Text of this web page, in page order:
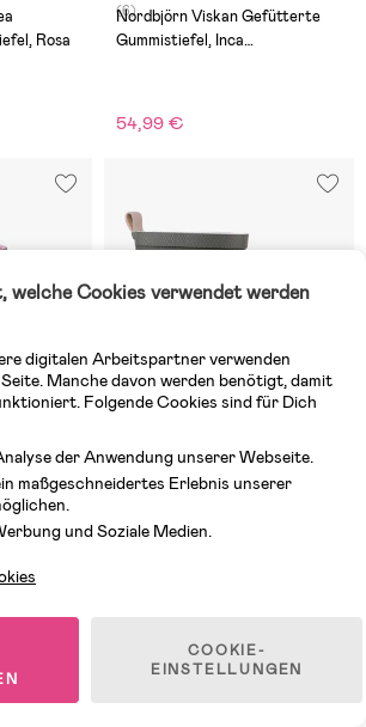
Rosa
(6)
Nordbjörn Viskan Gefütterte
Gummistiefel, Inca
54,99 €
28,99 €
welche Cookies verwendet werden
digitalen Arbeitspartner verwenden
Manche davon werden benötigt, damit
Folgende Cookies sind für Dich
der Anwendung unserer Webseite.
maßgeschneidertes Erlebnis unserer
und Soziale Medien.
COOKIE-
EINSTELLUNGEN